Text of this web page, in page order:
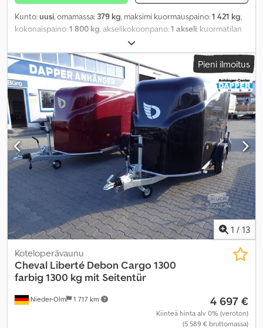
Kunto:uusi, omamassa: 379 kg, maksimi kuormauspaino:1 421 kg,
kokonaispaino:1 800 kg, akselikokoonpano:1 akseli, kuormatilan
, lastitilan leveys:1 840 mm
ajettuja kilometrejä:50 km, vaihteistotyyppi:mekaaninen,
energiatehokkuus:A Pieni ilmoitus
1 / 13
Nieder-Olm 1 717 km
Koteloperävaunu
Cheval Liberté Debon Cargo 1300
farbig 1300 kg mit Seitentür
4 697 €
Kiinteä hinta alv 0% (veroton)
(5 589 € bruttomassa)